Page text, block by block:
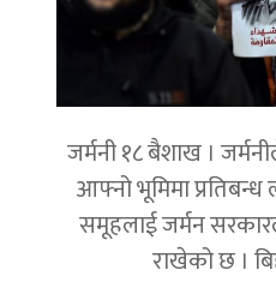
जर्मनी १८ बैशाख ।
आफ्नो भूमिमा
समूहलाई जर्मन
राखेको छ ।